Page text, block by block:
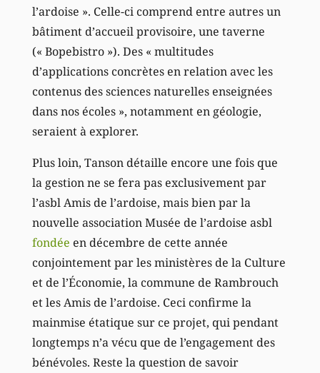
l’ardoise ». Celle-ci comprend entre autres un
bâtiment d’accueil provisoire, une taverne
(« Bopebistro »). Des « multitudes
d’applications concrètes en relation avec les
contenus des sciences naturelles enseignées
dans nos écoles », notamment en géologie,
seraient à explorer.
Plus loin, Tanson détaille encore une fois que
la gestion ne se fera pas exclusivement par
l’asbl Amis de l’ardoise, mais bien par la
nouvelle association Musée de l’ardoise asbl
fondée en décembre de cette année
conjointement par les ministères de la Culture
et de l’Économie, la commune de Rambrouch
et les Amis de l’ardoise. Ceci confirme la
mainmise étatique sur ce projet, qui pendant
longtemps n’a vécu que de l’engagement des
bénévoles. Reste la question de savoir